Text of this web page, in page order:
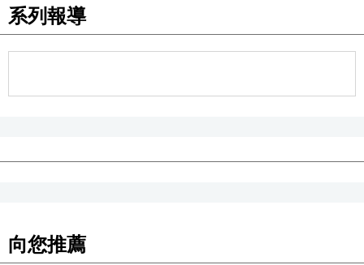
編輯部通知
系列報導
向您推薦